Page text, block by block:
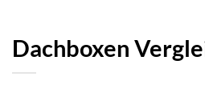
Dachboxen